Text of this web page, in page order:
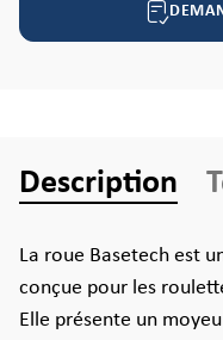
Description
La roue Basetech est
conçue pour les
Elle présente un